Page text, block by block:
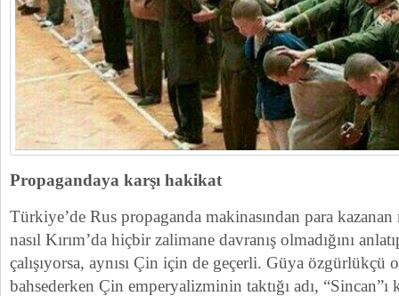
​Propagandaya karşı hakikat
Türkiye’de Rus propaganda makinasından para
nasıl Kırım’da hiçbir zalimane davranış olmadığını
çalışıyorsa, aynısı Çin için de geçerli. Güya
bahsederken Çin emperyalizminin taktığı adı,